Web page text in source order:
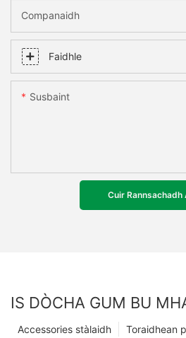
Companaidh
Faidhle
Susbaint
Cuir Rannsachadh
IS DÒCHA GUM BU
Toraidhean
Accessories stàlaidh